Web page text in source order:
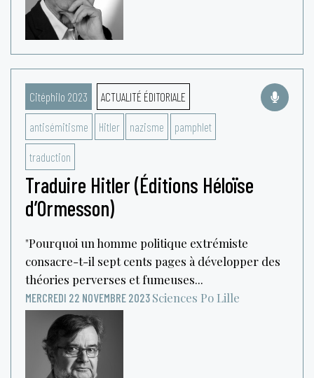
Citéphilo 2023 ACTUALITÉ ÉDITORIALE
antisémitisme Hitler nazisme pamphlet
traduction
Traduire Hitler (Éditions Héloïse
d’Ormesson)
"Pourquoi un homme politique extrémiste
consacre-t-il sept cents pages à développer des
théories perverses et fumeuses...
MERCREDI 22 NOVEMBRE 2023 Sciences Po Lille